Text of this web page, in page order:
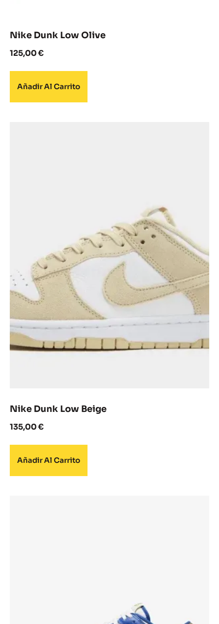
Nike Dunk Low Olive
125,00€
Añadir Al Carrito
Nike Dunk Low Beige
135,00€
Añadir Al Carrito